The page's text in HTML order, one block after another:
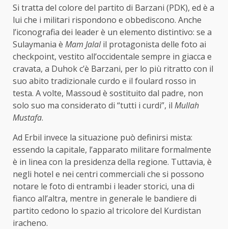
Si tratta del colore del partito di Barzani (PDK), ed è a
lui che i militari rispondono e obbediscono. Anche
l’iconografia dei leader è un elemento distintivo: se a
Sulaymania è Mam Jalalil protagonista delle foto ai
checkpoint, vestito all’occidentale sempre in giacca e
cravata, a Duhok c’è Barzani, per lo più ritratto con il
suo abito tradizionale curdo e il foulard rosso in
testa. A volte, Massoud è sostituito dal padre, non
solo suo ma considerato di “tutti i curdi”, il Mullah
Mustafa.
Ad Erbil invece la situazione può definirsi mista:
essendo la capitale, l’apparato militare formalmente
è in linea con la presidenza della regione. Tuttavia, è
negli hotel e nei centri commerciali che si possono
notare le foto di entrambi i leader storici, una di
fianco all’altra, mentre in generale le bandiere di
partito cedono lo spazio al tricolore del Kurdistan
iracheno.